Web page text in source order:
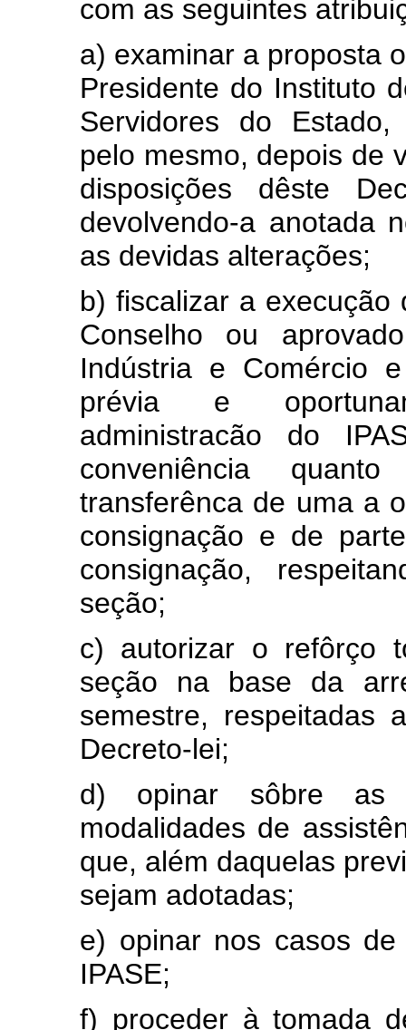
com as seguintes
a) examinar a proposta
Presidente do Instituto
Servidores do
pelo mesmo, depois de
disposições dêste
devolvendo-a anotada
as devidas alterações;
b) fiscalizar a execução
Conselho ou
Indústria e Comércio
prévia e
administracão do
conveniência
transferênca de uma a
consignação e de
consignação,
seção;
c) autorizar o refôrço
seção na base da
semestre, respeitadas
Decreto-lei;
d) opinar sôbre as
modalidades de
que, além daquelas
sejam adotadas;
e) opinar nos casos
IPASE;
f) proceder à tomada